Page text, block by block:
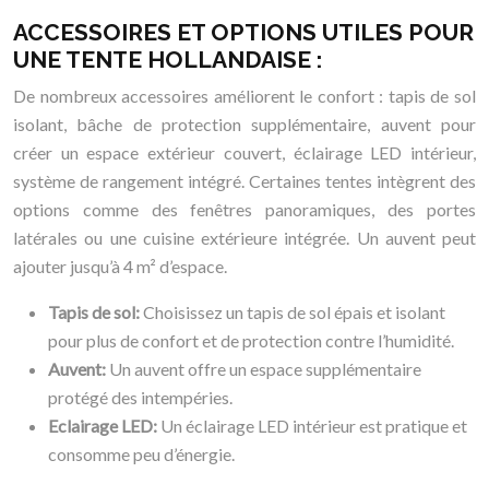
ACCESSOIRES ET OPTIONS UTILES POUR
UNE TENTE HOLLANDAISE :
De nombreux accessoires améliorent le confort : tapis de sol
isolant, bâche de protection supplémentaire, auvent pour
créer un espace extérieur couvert, éclairage LED intérieur,
système de rangement intégré. Certaines tentes intègrent des
options comme des fenêtres panoramiques, des portes
latérales ou une cuisine extérieure intégrée. Un auvent peut
ajouter jusqu’à 4 m² d’espace.
Tapis de sol:Choisissez un tapis de sol épais et isolant
pour plus de confort et de protection contre l’humidité.
Auvent: Un auvent offre un espace supplémentaire
protégé des intempéries.
Eclairage LED: Un éclairage LED intérieur est pratique et
consomme peu d’énergie.